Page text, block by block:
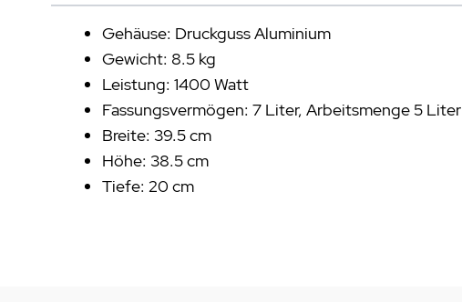
Gehäuse: Druckguss Aluminium
Gewicht: 8.5 kg
Leistung: 1400 Watt
Fassungsvermögen: 7 Liter, Arbeitsmenge 5 Liter
Breite: 39.5 cm
Höhe: 38.5 cm
Tiefe: 20 cm